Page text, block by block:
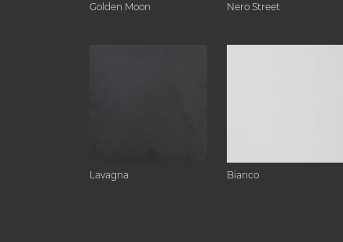
Golden Moon Nero Street
Lavagna Bianco